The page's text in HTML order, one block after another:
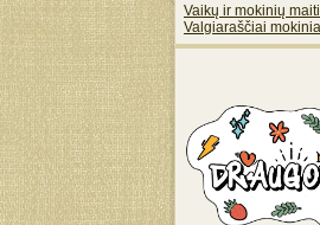
Vaikų ir mokinių
Valgiaraščiai